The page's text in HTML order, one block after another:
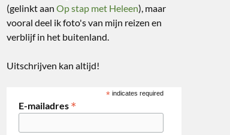
(gelinkt aan Op stap met Heleen), maar
vooral deel ik foto's van mijn reizen en
verblijf in het buitenland.
Uitschrijven kan altijd!
* indicates required
E-mailadres *